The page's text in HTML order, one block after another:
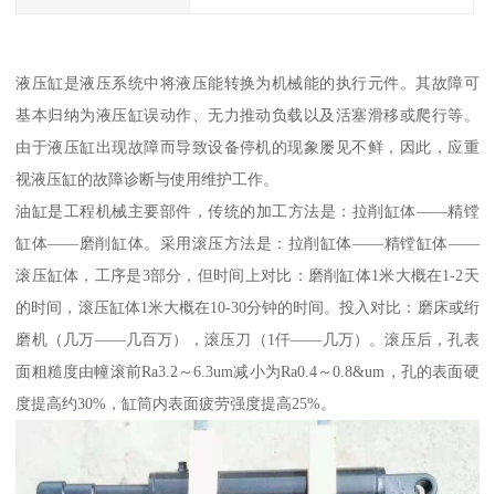
液压缸是液压系统中将液压能转换为机械能的执行元件。其故障可
基本归纳为液压缸误动作、无力推动负载以及活塞滑移或爬行等。
由于液压缸出现故障而导致设备停机的现象屡见不鲜，因此，应重
视液压缸的故障诊断与使用维护工作。
油缸是工程机械主要部件，传统的加工方法是：拉削缸体——精镗
缸体——磨削缸体。采用滚压方法是：拉削缸体——精镗缸体——
滚压缸体，工序是3部分，但时间上对比：磨削缸体1米大概在1-2天
的时间，滚压缸体1米大概在10-30分钟的时间。投入对比：磨床或绗
磨机（几万——几百万），滚压刀（1仟——几万）。滚压后，孔表
面粗糙度由幢滚前Ra3.2～6.3um减小为Ra0.4～0.8&um，孔的表面硬
度提高约30%，缸筒内表面疲劳强度提高25%。